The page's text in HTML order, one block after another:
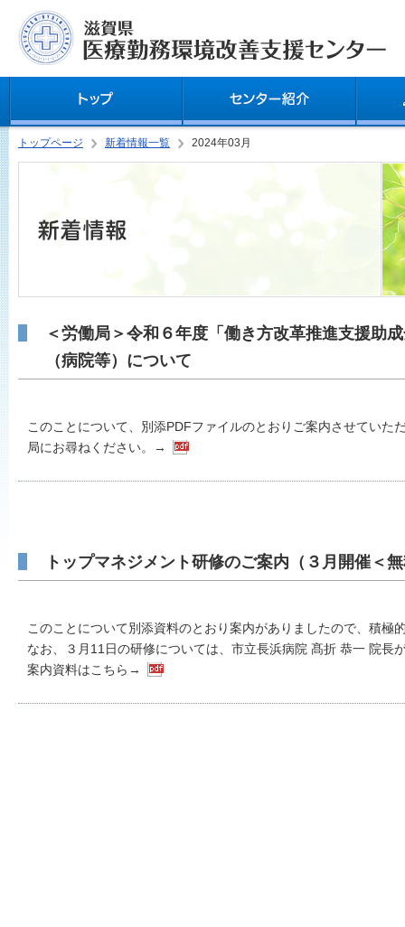
トップページ 新着情報一覧 2024年03月
＜労働局＞令和６年度「働き方改革推進支援助
（病院等）について
このことについて、別添PDFファイルのとおりご案内させていた
局にお尋ねください。→
トップマネジメント研修のご案内（３月開催＜
このことについて別添資料のとおり案内がありましたので、積極
なお、３月11日の研修については、市立長浜病院 髙折 恭一 院長
案内資料はこちら→